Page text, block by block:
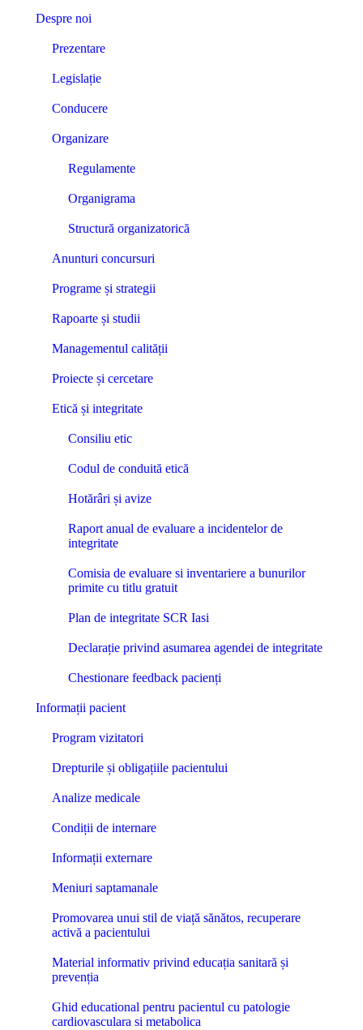
Despre noi
Prezentare
Legislație
Conducere
Organizare
Regulamente
Organigrama
Structură organizatorică
Anunturi concursuri
Programe și strategii
Rapoarte și studii
Managementul calității
Proiecte și cercetare
Etică și integritate
Consiliu etic
Codul de conduită etică
Hotărâri și avize
Raport anual de evaluare a incidentelor de
integritate
Comisia de evaluare si inventariere a bunurilor
primite cu titlu gratuit
Plan de integritate SCR Iasi
Declarație privind asumarea agendei de integritate
Chestionare feedback pacienți
Informații pacient
Program vizitatori
Drepturile și obligațiile pacientului
Analize medicale
Condiții de internare
Informații externare
Meniuri saptamanale
Promovarea unui stil de viață sănătos, recuperare
activă a pacientului
Material informativ privind educația sanitară și
prevenția
Ghid educational pentru pacientul cu patologie
cardiovasculara si metabolica